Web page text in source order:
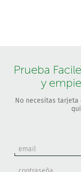
Prueba
y
No necesitas tarjeta